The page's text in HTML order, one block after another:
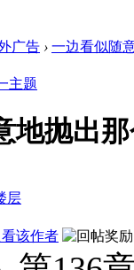
广告 › 一边看似随
地抛出
看该作者